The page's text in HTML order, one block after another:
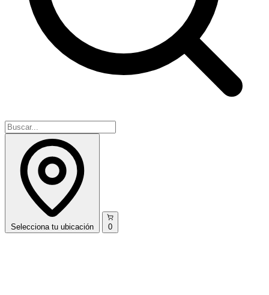
Selecciona tu ubicación 0